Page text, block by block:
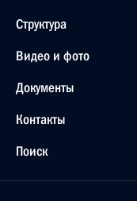
Структура
Видео и фото
Документы
Контакты
Поиск